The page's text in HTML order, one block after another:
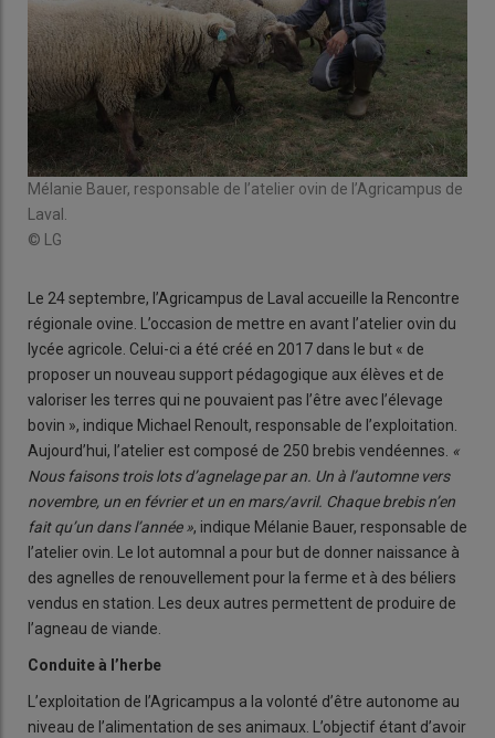
Mélanie Bauer, responsable de l’atelier ovin de l’Agricampus de
Laval.
© LG
Le 24 septembre, l’Agricampus de Laval accueille la Rencontre
régionale ovine. L’occasion de mettre en avant l’atelier ovin du
lycée agricole. Celui-ci a été créé en 2017 dans le but « de
proposer un nouveau support pédagogique aux élèves et de
valoriser les terres qui ne pouvaient pas l’être avec l’élevage
bovin », indique Michael Renoult, responsable de l’exploitation.
Aujourd’hui, l’atelier est composé de 250 brebis vendéennes. «
Nous faisons trois lots d’agnelage par an. Un à l’automne vers
novembre, un en février et un en mars/avril. Chaque brebis n’en
fait qu’un dans l’année », indique Mélanie Bauer, responsable de
l’atelier ovin. Le lot automnal a pour but de donner naissance à
des agnelles de renouvellement pour la ferme et à des béliers
vendus en station. Les deux autres permettent de produire de
l’agneau de viande.
Conduite à l’herbe
L’exploitation de l’Agricampus a la volonté d’être autonome au
niveau de l’alimentation de ses animaux. L’objectif étant d’avoir